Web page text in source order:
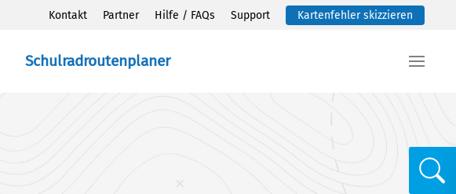
Kontakt Partner Hilfe / FAQs Support Kartenfehler skizzieren
Schulradroutenplaner